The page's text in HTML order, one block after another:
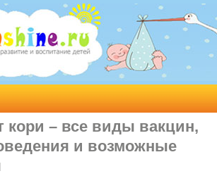
кори – все виды вакцин,
и возможные